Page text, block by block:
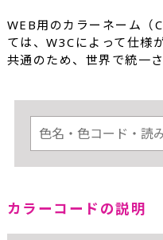
WEB用のカラーネーム
ては、W3Cによって仕様
共通のため、世界で統一
カラーコードの説明